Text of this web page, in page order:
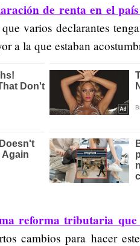
de renta en el
varios declarantes
a la que estaban
reforma tributaria
cambios para hacer